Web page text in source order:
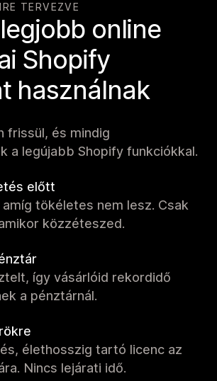
TERVEZVE
online
Shopify
használnak
frissül, és mindig
a legújabb Shopify funkciókkal.
előtt
tökéletes nem lesz. Csak
közzéteszed.
így vásárlóid rekordidő
a pénztárnál.
élethosszig tartó licenc az
Nincs lejárati idő.